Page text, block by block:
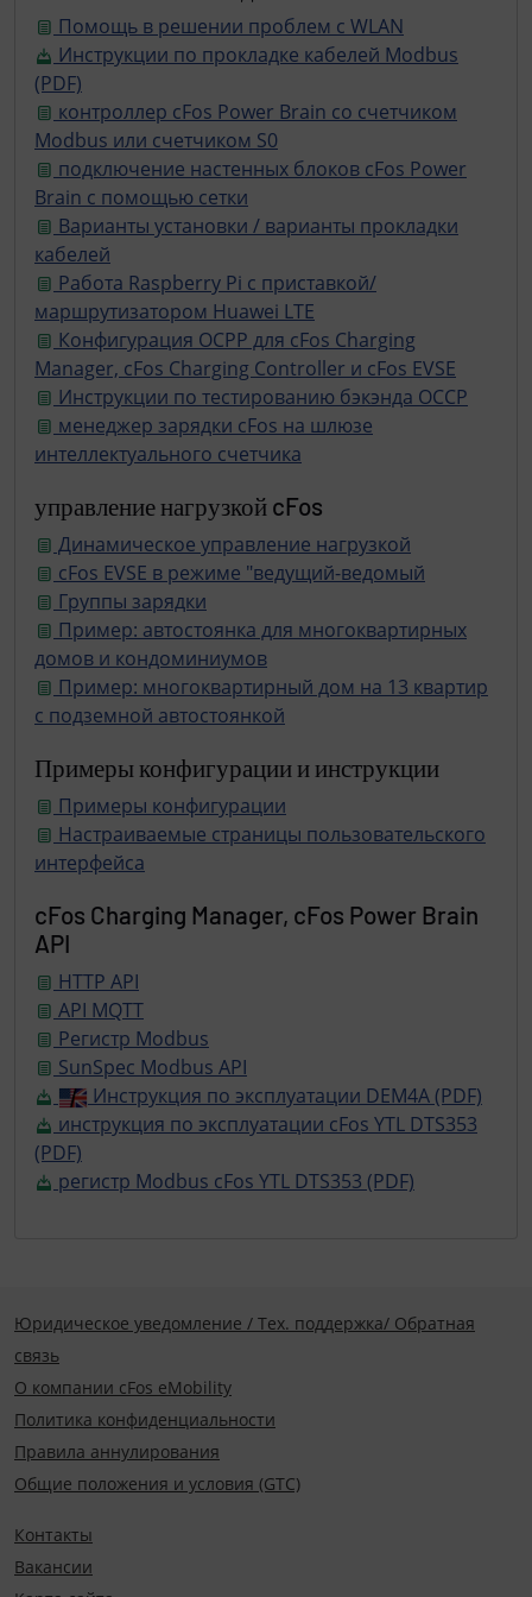
Помощь в решении проблем с WLAN
Инструкции по прокладке кабелей Modbus
(PDF)
контроллер cFos Power Brain со счетчиком
Modbus или счетчиком S0
подключение настенных блоков cFos Power
Brain с помощью сетки
Варианты установки / варианты прокладки
кабелей
Работа Raspberry Pi с приставкой/
маршрутизатором Huawei LTE
Конфигурация OCPP для cFos Charging
Manager, cFos Charging Controller и cFos EVSE
Инструкции по тестированию бэкэнда OCCP
менеджер зарядки cFos на шлюзе
интеллектуального счетчика
управление нагрузкой cFos
Динамическое управление нагрузкой
cFos EVSE в режиме "ведущий-ведомый
Группы зарядки
Пример: автостоянка для многоквартирных
домов и кондоминиумов
Пример: многоквартирный дом на 13 квартир
с подземной автостоянкой
Примеры конфигурации и инструкции
Примеры конфигурации
Настраиваемые страницы пользовательского
интерфейса
cFos Charging Manager, cFos Power Brain
API
HTTP API
API MQTT
Регистр Modbus
SunSpec Modbus API
Инструкция по эксплуатации DEM4A (PDF)
инструкция по эксплуатации cFos YTL DTS353
(PDF)
регистр Modbus cFos YTL DTS353 (PDF)
Юридическое уведомление / Тех. поддержка/ Обратная
связь
О компании cFos eMobility
Политика конфиденциальности
Правила аннулирования
Общие положения и условия (GTC)
Контакты
Вакансии